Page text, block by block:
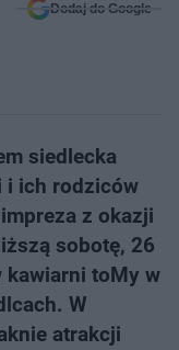
Dodaj do Google
siedlecka
i ich rodziców
z okazji
sobotę, 26
kawiarni toMy w
W
atrakcji